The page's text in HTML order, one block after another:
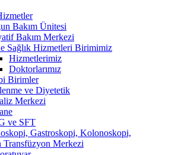
Bakım Ünitesi
Bakım Merkezi
Sağlık Hizmetleri Birimimiz
Hizmetlerimiz
Doktorlarımız
Birimler
ve Diyetetik
Merkezi
ve SFT
Gastroskopi, Kolonoskopi,
Transfüzyon Merkezi